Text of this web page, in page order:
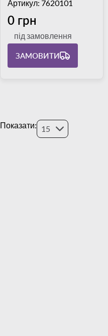
Артикул: 7620101
0 грн
під замовлення
ЗАМОВИТИ
Показати: 15